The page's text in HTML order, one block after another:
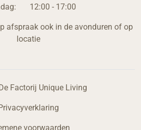
12:00 - 17:00
afspraak ook in de avonduren of op
locatie
Factorij Unique Living
voorwaarden